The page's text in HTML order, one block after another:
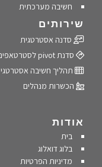
חשיבה מערכתית
שירותים
סדנה אסטרטגית
סדנת pivot לסטרטאפים
תהליך חשיבה אסטרטגי
הכשרות מנהלים
אודות
בית
בלוג דואלוג
מדיניות הפרטיות